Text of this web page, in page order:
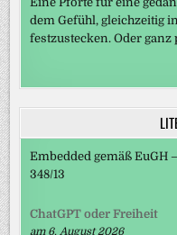
dem Gefühl, gleichzeitig
festzustecken. Oder
Embedded gemäß EuGH
348/13
ChatGPT oder Freiheit
am 6. August 2026